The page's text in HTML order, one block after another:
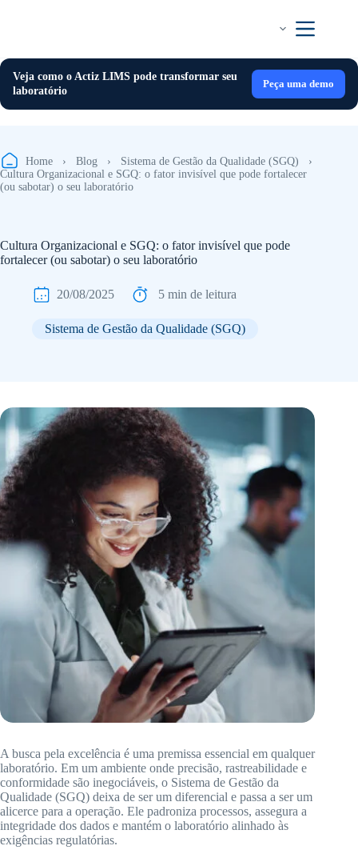
Veja como o Actiz LIMS pode transformar seu
laboratório
Peça uma demo
Home › Blog › Sistema de Gestão da Qualidade (SGQ)
›
Cultura Organizacional e SGQ: o fator invisível que pode fortalecer
(ou sabotar) o seu laboratório
Cultura Organizacional e SGQ: o fator invisível que pode
fortalecer (ou sabotar) o seu laboratório
20/08/2025 5 min de leitura
Sistema de Gestão da Qualidade (SGQ)
A busca pela excelência é uma premissa essencial em qualquer
laboratório. Em um ambiente onde precisão, rastreabilidade e
conformidade são inegociáveis, o Sistema de Gestão da
Qualidade (SGQ) deixa de ser um diferencial e passa a ser um
alicerce para a operação. Ele padroniza processos, assegura a
integridade dos dados e mantém o laboratório alinhado às
exigências regulatórias.